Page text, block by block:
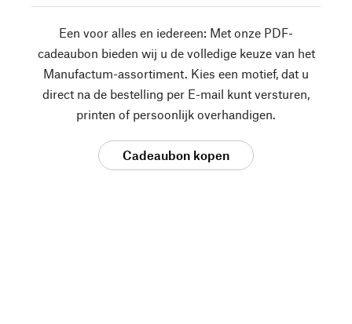
Een voor alles en iedereen: Met onze PDF-
cadeaubon bieden wij u de volledige keuze van het
Manufactum-assortiment. Kies een motief, dat u
direct na de bestelling per E-mail kunt versturen,
printen of persoonlijk overhandigen.
Cadeaubon kopen